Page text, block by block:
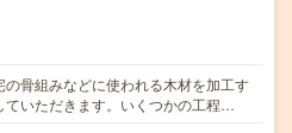
の骨組みなどに使われる木材を加工す
ていただきます。いくつかの工程…